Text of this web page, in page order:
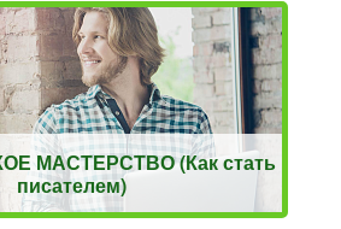
МАСТЕРСТВО (Как стать
писателем)